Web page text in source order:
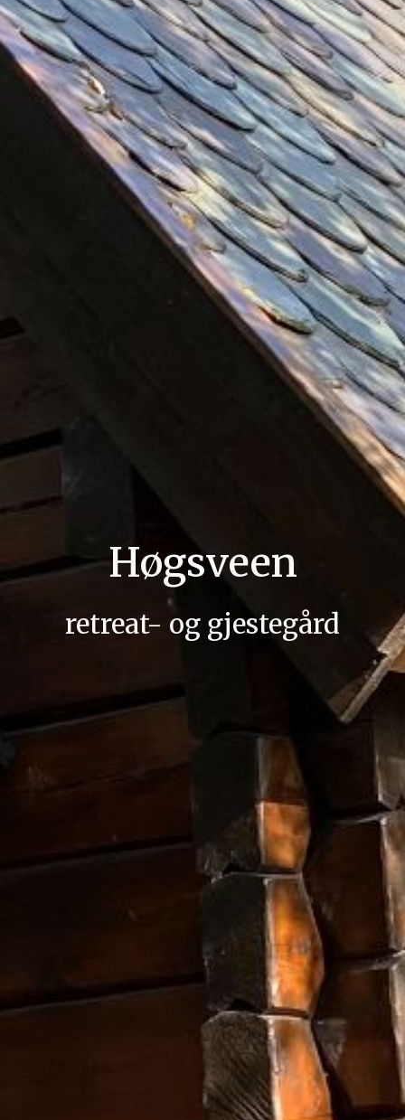
Høgsveen
retreat- og gjestegård